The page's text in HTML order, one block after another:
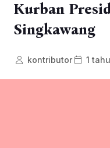
Kurban
Singkawang
kontributor 1